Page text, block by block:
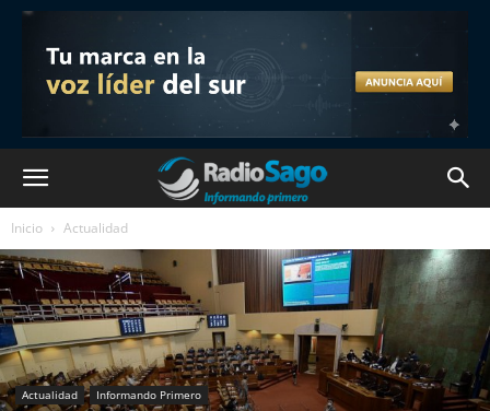
Inicio Actualidad
Actualidad Informando Primero